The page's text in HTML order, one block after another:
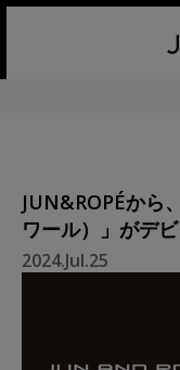
JUN&ROPÉから
ワール）」がデビ
2024.Jul.25